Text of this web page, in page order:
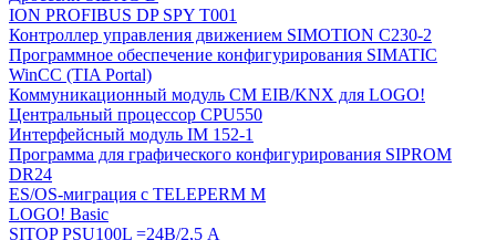
ION PROFIBUS DP SPY T001
Контроллер управления движением SIMOTION C230-2
Программное обеспечение конфигурирования SIMATIC
WinCC (TIA Portal)
Коммуникационный модуль CM EIB/KNX для LOGO!
Центральный процессор CPU550
Интерфейсный модуль IM 152-1
Программа для графического конфигурирования SIPROM
DR24
ES/OS-миграция с TELEPERM M
LOGO! Basic
SITOP PSU100L =24В/2,5 A